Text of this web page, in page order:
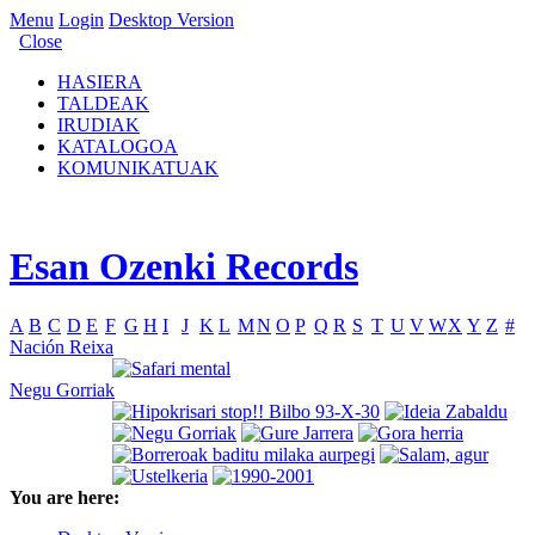
Menu Login Desktop Version
Close
HASIERA
TALDEAK
IRUDIAK
KATALOGOA
KOMUNIKATUAK
Esan Ozenki Records
A B C D E F G H I J K L MN O P Q R S T U V WX Y Z #
Nación Reixa
Negu Gorriak
You are here: